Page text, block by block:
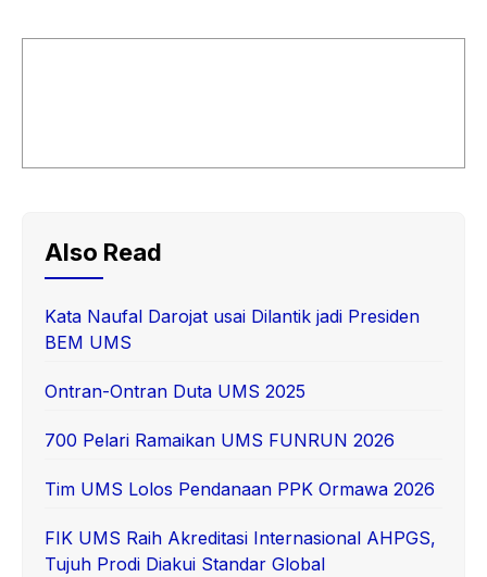
Also Read
Kata Naufal Darojat usai Dilantik jadi Presiden
BEM UMS
Ontran-Ontran Duta UMS 2025
700 Pelari Ramaikan UMS FUNRUN 2026
Tim UMS Lolos Pendanaan PPK Ormawa 2026
FIK UMS Raih Akreditasi Internasional AHPGS,
Tujuh Prodi Diakui Standar Global